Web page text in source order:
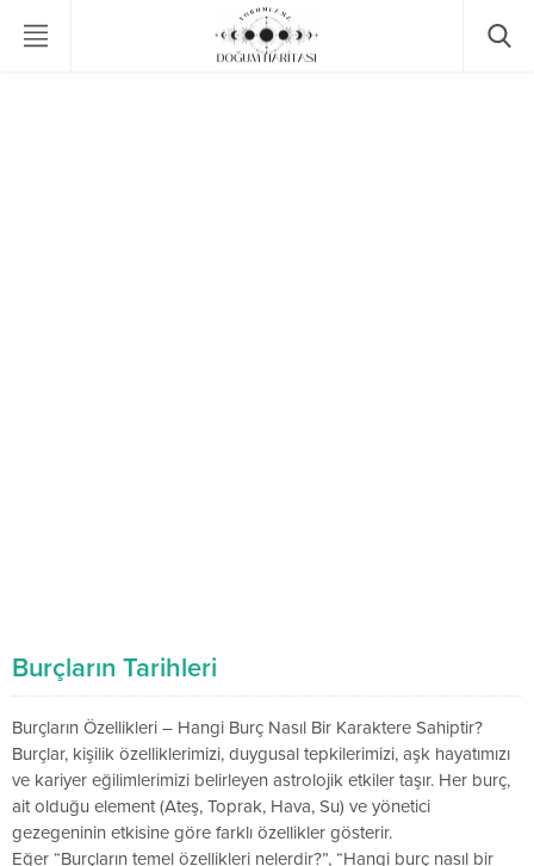
Burçların Tarihleri
Burçların Özellikleri – Hangi Burç Nasıl Bir Karaktere Sahiptir?
Burçlar, kişilik özelliklerimizi, duygusal tepkilerimizi, aşk hayatımızı
ve kariyer eğilimlerimizi belirleyen astrolojik etkiler taşır. Her burç,
ait olduğu element (Ateş, Toprak, Hava, Su) ve yönetici
gezegeninin etkisine göre farklı özellikler gösterir.
Eğer “Burçların temel özellikleri nelerdir?”, “Hangi burç nasıl bir